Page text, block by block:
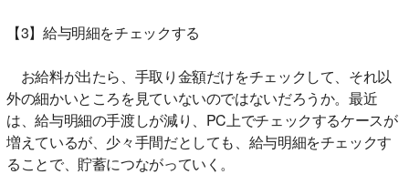
【3】給与明細をチェックする
お給料が出たら、手取り金額だけをチェックして、それ以
外の細かいところを見ていないのではないだろうか。最近
は、給与明細の手渡しが減り、PC上でチェックするケースが
増えているが、少々手間だとしても、給与明細をチェックす
ることで、貯蓄につながっていく。